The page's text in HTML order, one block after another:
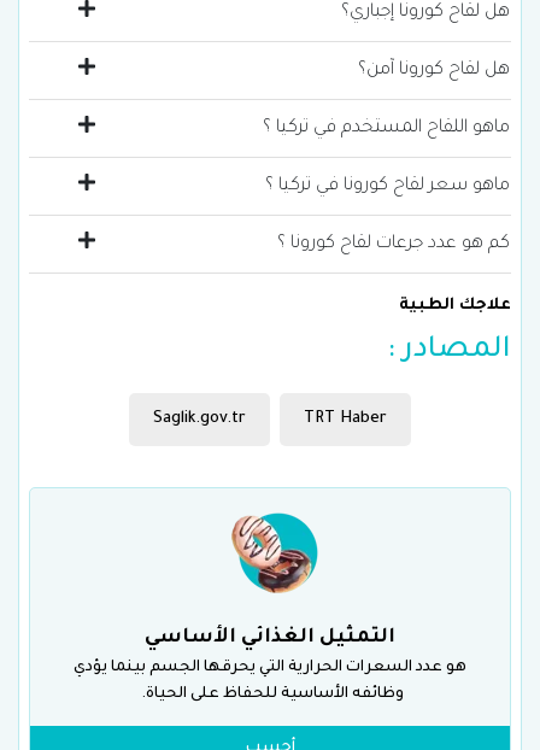
هل لقاح كورونا إجباري؟
هل لقاح كورونا آمن؟
ماهو اللقاح المستخدم في تركيا ؟
ماهو سعر لقاح كورونا في تركيا ؟
كم هو عدد جرعات لقاح كورونا ؟
علاجك الطبية
المصادر :
TRT Haber
Saglik.gov.tr
التمثيل الغذائي الأساسي
هو عدد السعرات الحرارية التي يحرقها الجسم بينما يؤدي
وظائفه الأساسية للحفاظ على الحياة.